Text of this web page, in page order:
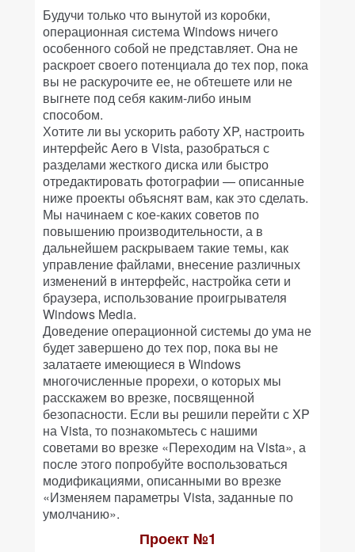
Будучи только что вынутой из коробки,
операционная система Windows ничего
особенного собой не представляет. Она не
раскроет своего потенциала до тех пор, пока
вы не раскурочите ее, не обтешете или не
выгнете под себя каким-либо иным
способом.
Хотите ли вы ускорить работу XP, настроить
интерфейс Aero в Vista, разобраться с
разделами жесткого диска или быстро
отредактировать фотографии — описанные
ниже проекты объяснят вам, как это сделать.
Мы начинаем с кое-каких советов по
повышению производительности, а в
дальнейшем раскрываем такие темы, как
управление файлами, внесение различных
изменений в интерфейс, настройка сети и
браузера, использование проигрывателя
Windows Media.
Доведение операционной системы до ума не
будет завершено до тех пор, пока вы не
залатаете имеющиеся в Windows
многочисленные прорехи, о которых мы
расскажем во врезке, посвященной
безопасности. Если вы решили перейти с XP
на Vista, то познакомьтесь с нашими
советами во врезке «Переходим на Vista», а
после этого попробуйте воспользоваться
модификациями, описанными во врезке
«Изменяем параметры Vista, заданные по
умолчанию».
Проект №1